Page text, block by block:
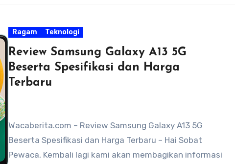
Ragam Teknologi
Review Samsung Galaxy A13 5G
Beserta Spesifikasi dan Harga
Terbaru
Wacaberita.com – Review Samsung Galaxy A13 5G
Beserta Spesifikasi dan Harga Terbaru – Hai Sobat
Pewaca, Kembali lagi kami akan membagikan informasi